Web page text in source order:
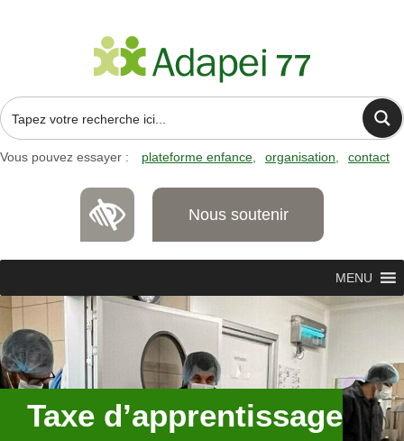
Vous pouvez essayer : plateforme enfance organisation contact
Nous soutenir
MENU
Taxe d’apprentissage